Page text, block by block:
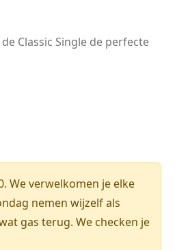
Classic Single de perfecte
We verwelkomen je elke
nemen wijzelf als
gas terug. We checken je